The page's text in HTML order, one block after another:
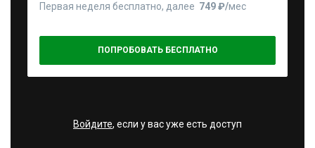
Первая неделя бесплатно, далее 749 ₽⁠/⁠мес
ПОПРОБОВАТЬ БЕСПЛАТНО
Войдите, если у вас уже есть доступ